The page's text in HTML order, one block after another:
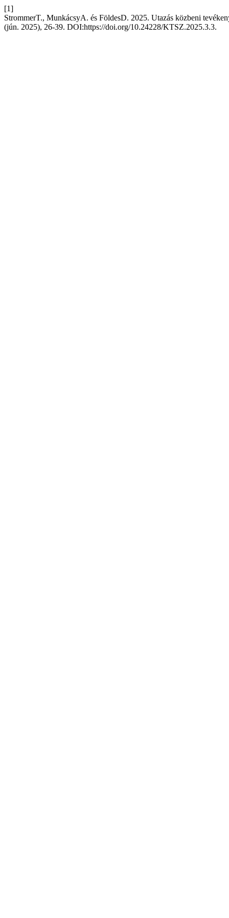
[1]
StrommerT., MunkácsyA. és FöldesD. 2025. Utazás közbeni
(jún. 2025), 26-39. DOI:https://doi.org/10.24228/KTSZ.2025.3.3.